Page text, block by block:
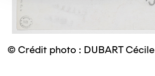
© Crédit photo : DUBART Cécile